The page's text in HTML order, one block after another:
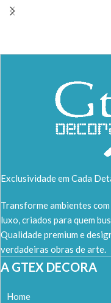
Exclusividade em Cada
Transforme ambientes
luxo, criados para quem
Qualidade premium e
verdadeiras obras de arte.
A GTEX DECORA
Home